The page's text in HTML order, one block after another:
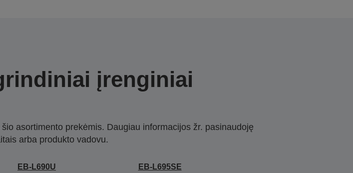
įrenginiai
asortimento prekėmis. Daugiau informacijos žr. pasinaudoję
arba produkto vadovu.
EB-L690U EB-L695SE